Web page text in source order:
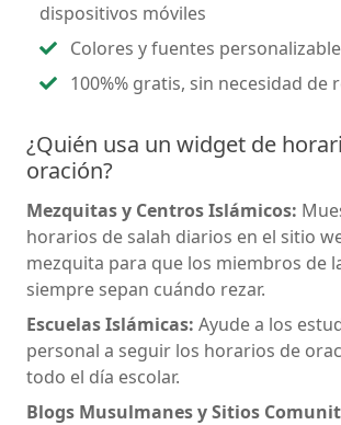
dispositivos móviles
Colores y fuentes
100%% gratis, sin necesidad de
¿Quién usa un widget de
oración?
Mezquitas y Centros Islámicos:
horarios de salah diarios en el sitio
mezquita para que los miembros de
siempre sepan cuándo rezar.
Escuelas Islámicas: Ayude a los
personal a seguir los horarios de
todo el día escolar.
Blogs Musulmanes y Sitios